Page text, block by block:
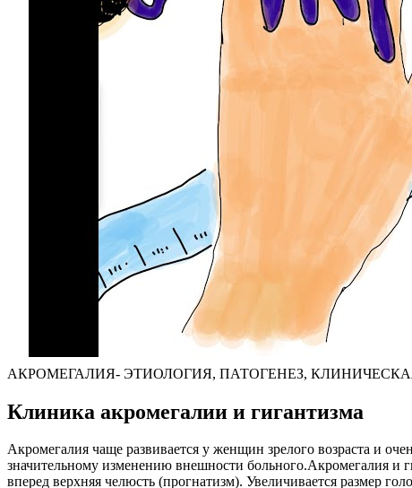
АКРОМЕГАЛИЯ- ЭТИОЛОГИЯ, ПАТОГЕНЕЗ,
Клиника акромегалии и гигантизма
Акромегалия чаще развивается у женщин зрелого возраста и
значительному изменению внешности больного.Акромегалия и
вперед верхняя челюсть (прогнатизм). Увеличивается размер